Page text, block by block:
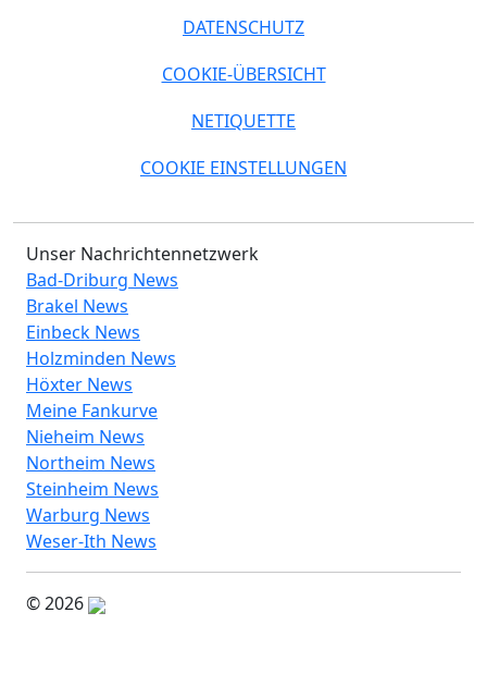
DATENSCHUTZ
COOKIE-ÜBERSICHT
NETIQUETTE
COOKIE EINSTELLUNGEN
Unser Nachrichtennetzwerk
Bad-Driburg News
Brakel News
Einbeck News
Holzminden News
Höxter News
Meine Fankurve
Nieheim News
Northeim News
Steinheim News
Warburg News
Weser-Ith News
© 2026